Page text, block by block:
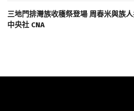
三地門排灣族收穫祭登場 周春米與族
中央社 CNA